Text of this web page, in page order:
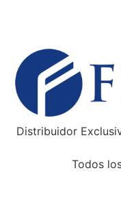
Distribuidor
Todos